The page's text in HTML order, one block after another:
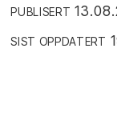
PUBLISERT
SIST OPPDATERT